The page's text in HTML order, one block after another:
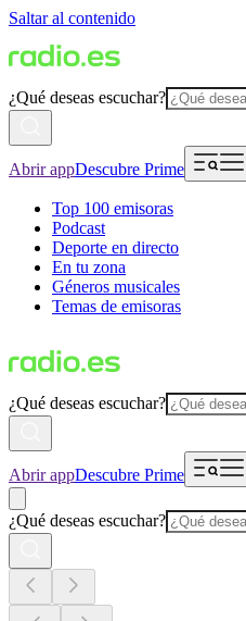
Saltar al contenido
¿Qué deseas escuchar?
Abrir appDescubre Prime
Top 100 emisoras
Podcast
Deporte en directo
En tu zona
Géneros musicales
Temas de emisoras
¿Qué deseas escuchar?
Abrir appDescubre Prime
¿Qué deseas escuchar?